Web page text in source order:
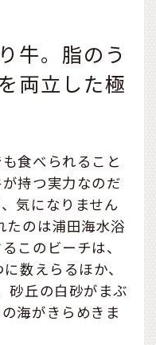
牛。脂のう
両立した極
食べられること
持つ実力なのだ
気になりません
たのは浦田海水浴
このビーチは、
数えらるほか、
砂丘の白砂がまぶ
海がきらめきま